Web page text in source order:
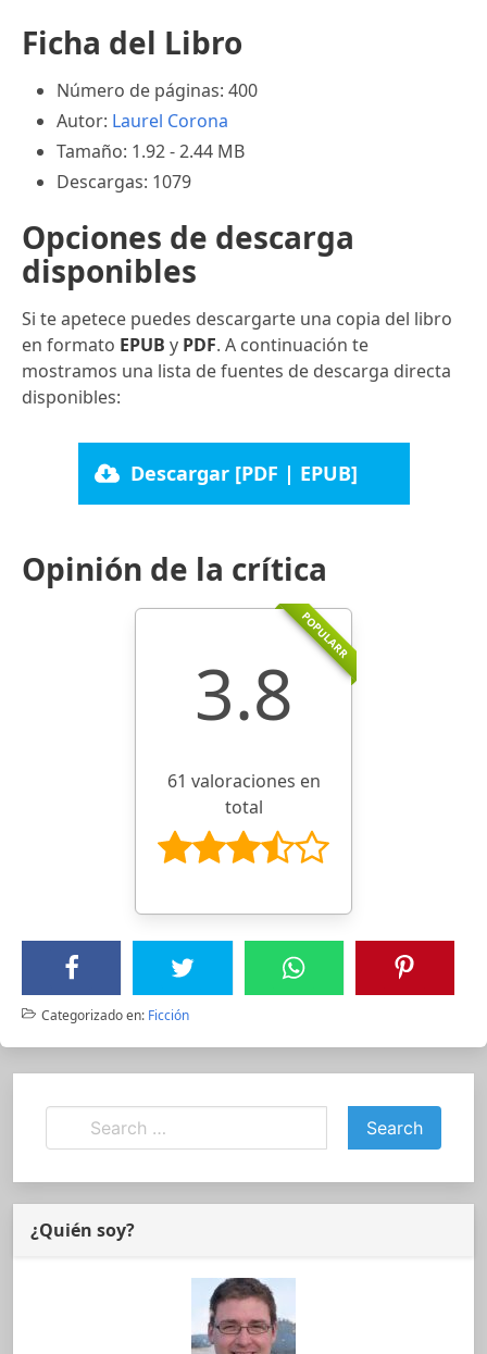
Ficha del Libro
Número de páginas: 400
Autor: Laurel Corona
Tamaño: 1.92 - 2.44 MB
Descargas: 1079
Opciones de descarga
disponibles
Si te apetece puedes descargarte una copia del libro
en formato EPUB y PDF. A continuación te
mostramos una lista de fuentes de descarga directa
disponibles:
Descargar [PDF | EPUB]
Opinión de la crítica
POPULARR
3.8
61 valoraciones en
total
Categorizado en: Ficción
¿Quién soy?